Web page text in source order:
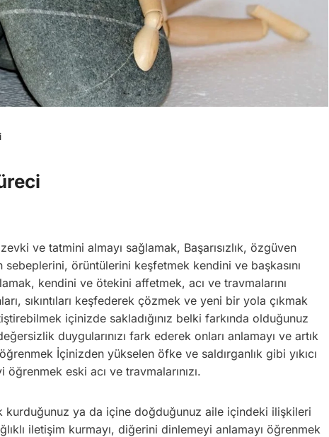
ve tatmini almayı sağlamak, Başarısızlık, özgüven
örüntülerini keşfetmek kendini ve başkasını
kendini ve ötekini affetmek, acı ve travmalarını
sıkıntıları keşfederek çözmek ve yeni bir yola çıkmak
içinizde sakladığınız belki farkında olduğunuz
duygularınızı fark ederek onları anlamayı ve artık
İçinizden yükselen öfke ve saldırganlık gibi yıkıcı
eski acı ve travmalarınızı.
kurduğunuz ya da içine doğduğunuz aile içindeki ilişkileri
iletişim kurmayı, diğerini dinlemeyi anlamayı öğrenmek